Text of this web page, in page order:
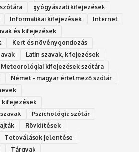
gyógyászati kifejezések
Informatikai kifejezések
Internet
és kifejezések
Kert és növénygondozás
Latin szavak, kifejezések
Meteorológiai kifejezések szótára
Német - magyar értelmező szótár
kifejezések
Ps‮gólohciz‬ia s‮átóz‬r
Rövidítések
Tetoválások jelentése
Tárgyak